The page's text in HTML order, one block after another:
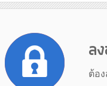
ล
ต้อ